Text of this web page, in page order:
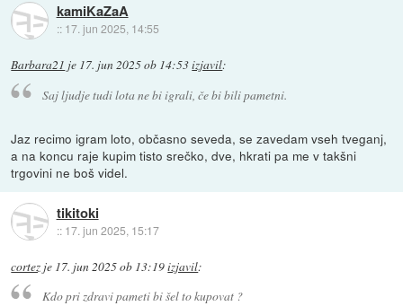
kamiKaZaA
:: 17. jun 2025, 14:55
Barbara21 je 17. jun 2025 ob 14:53izjavil:
Saj ljudje tudi lota ne bi igrali, če bi bili pametni.
Jaz recimo igram loto, občasno seveda, se zavedam vseh tveganj,
a na koncu raje kupim tisto srečko, dve, hkrati pa me v takšni
trgovini ne boš videl.
tikitoki
:: 17. jun 2025, 15:17
cortez je 17. jun 2025 ob 13:19izjavil:
Kdo pri zdravi pameti bi šel to kupovat ?